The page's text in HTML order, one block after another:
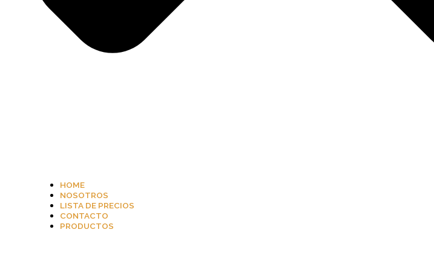
HOME
NOSOTROS
LISTA DE PRECIOS
CONTACTO
PRODUCTOS